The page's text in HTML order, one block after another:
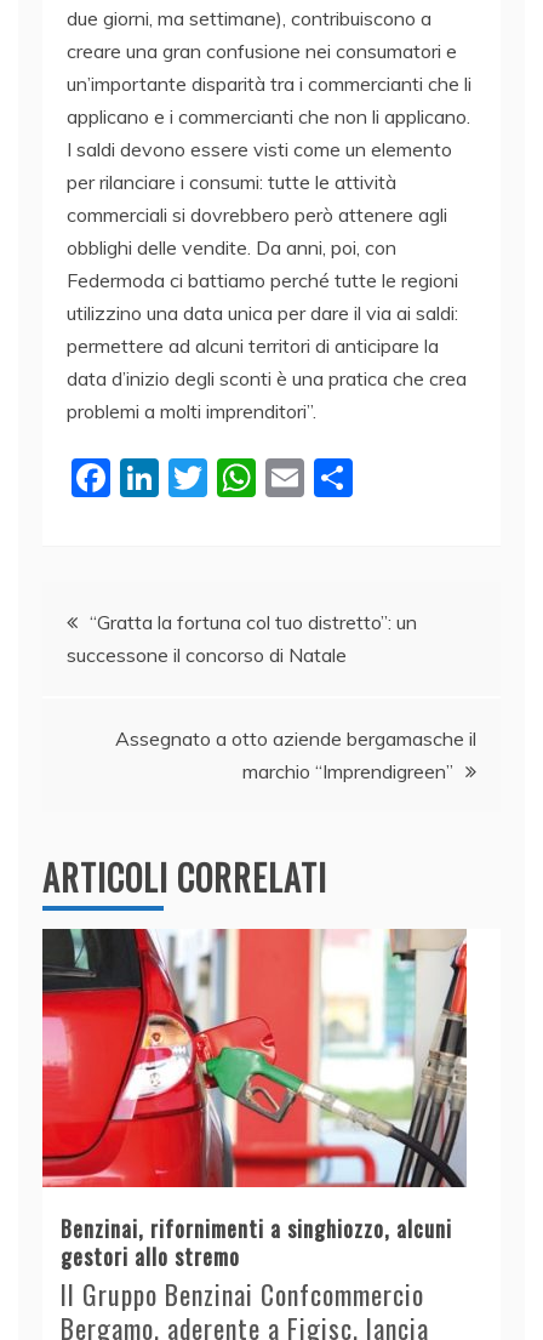
due giorni, ma settimane), contribuiscono a
creare una gran confusione nei consumatori e
un’importante disparità tra i commercianti che li
applicano e i commercianti che non li applicano.
I saldi devono essere visti come un elemento
per rilanciare i consumi: tutte le attività
commerciali si dovrebbero però attenere agli
obblighi delle vendite. Da anni, poi, con
Federmoda ci battiamo perché tutte le regioni
utilizzino una data unica per dare il via ai saldi:
permettere ad alcuni territori di anticipare la
data d’inizio degli sconti è una pratica che crea
problemi a molti imprenditori”.
F
b
o
k
Li
dI
n
T
W
A
p
E
vi
Navigazione
articoli
“Gratta la fortuna col tuo distretto”: un
successone il concorso di Natale
Assegnato a otto aziende bergamasche il
marchio “Imprendigreen”
ARTICOLI CORRELATI
Benzinai, rifornimenti a singhiozzo, alcuni
gestori allo stremo
Il Gruppo Benzinai Confcommercio
Bergamo, aderente a Figisc, lancia